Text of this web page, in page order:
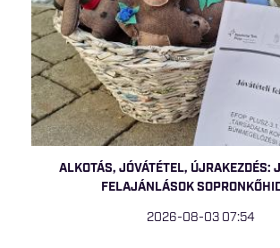
ALKOTÁS, JÓVÁTÉTEL, ÚJRAKEZDÉS:
FELAJÁNLÁSOK
2026-08-03 07:54